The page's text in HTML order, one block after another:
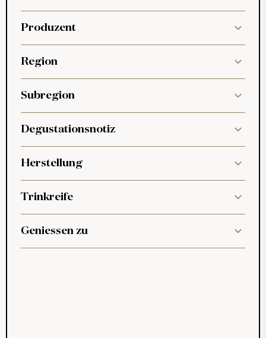
Produzent
Region
Subregion
Degustationsnotiz
Herstellung
Trinkreife
Geniessen zu